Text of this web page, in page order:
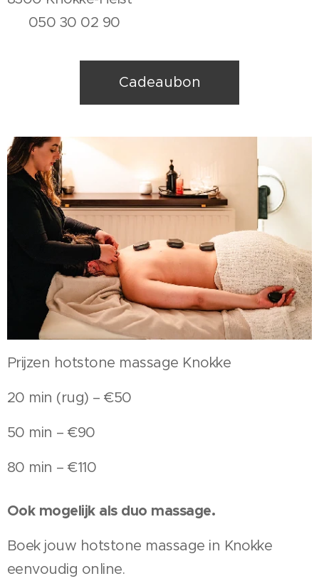
📞 050 30 02 90
Cadeaubon
Prijzen hotstone massage Knokke
20 min (rug) – €50
50 min – €90
80 min – €110
Ook mogelijk als duo massage.
Boek jouw hotstone massage in Knokke
eenvoudig online.